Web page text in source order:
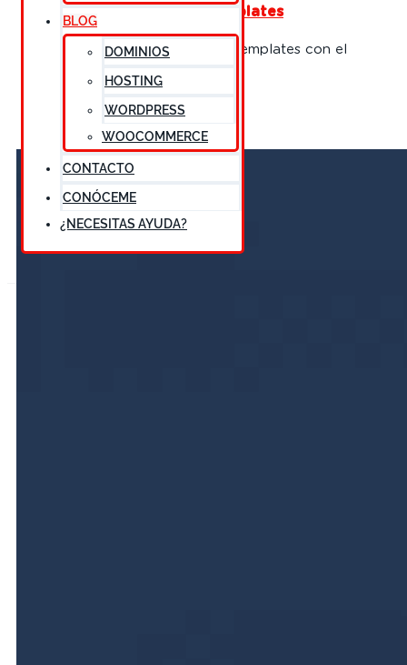
BLOG
DOMINIOS
HOSTING
WORDPRESS
WOOCOMMERCE
CONTACTO
CONÓCEME
¿NECESITAS AYUDA?
Instalación de Starter Templates
Instalación del plugin Starter Templates con el
tema Astra y Elementor.
30 julio, 2021 1 comentario